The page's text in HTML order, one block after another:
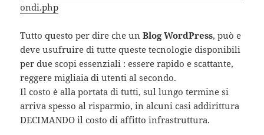
ondi.php
Tutto questo per dire che unBlog WordPress, può e
deve usufruire di tutte queste tecnologie disponibili
per due scopi essenziali : essere rapido e scattante,
reggere migliaia di utenti al secondo.
Il costo è alla portata di tutti, sul lungo termine si
arriva spesso al risparmio, in alcuni casi addirittura
DECIMANDO il costo di affitto infrastruttura.